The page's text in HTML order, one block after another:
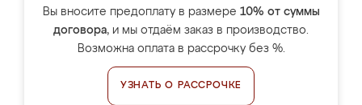
Вы вносите предоплату в размере 10% от суммы
договора, и мы отдаём заказ в производство.
Возможна оплата в рассрочку без %.
УЗНАТЬ О РАССРОЧКЕ